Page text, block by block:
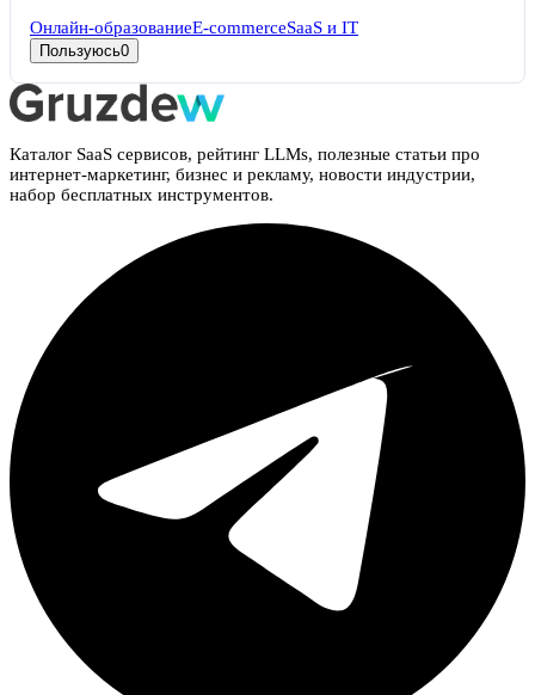
Онлайн-образованиеE-commerceSaaS и IT
Пользуюсь0
Каталог SaaS сервисов, рейтинг LLMs, полезные статьи про
интернет-маркетинг, бизнес и рекламу, новости индустрии,
набор бесплатных инструментов.